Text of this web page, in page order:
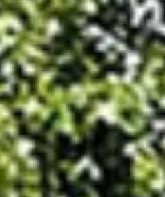
HOCKEYTARGET
SPORTTARGET
BUSINESSTARGET
FOUNDATIONTARGET
REFERENTIES